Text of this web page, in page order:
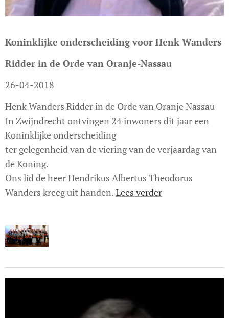
Koninklijke onderscheiding voor Henk Wanders
Ridder in de Orde van Oranje-Nassau
26-04-2018
Henk Wanders Ridder in de Orde van Oranje Nassau
In Zwijndrecht ontvingen 24 inwoners dit jaar een
Koninklijke onderscheiding
ter gelegenheid van de viering van de verjaardag van
de Koning.
Ons lid de heer Hendrikus Albertus Theodorus
Wanders kreeg uit handen.Lees verder